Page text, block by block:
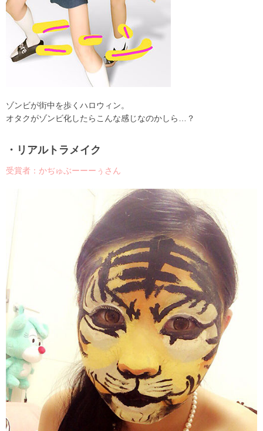
ゾンビが街中を歩くハロウィン。
オタクがゾンビ化したらこんな感じなのかしら…？
・リアルトラメイク
受賞者：かぢゅぶーーーぅさん